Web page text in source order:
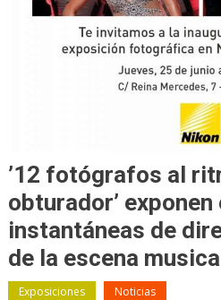
’12 fotógrafos al
obturador’
instantáneas de
de la escena
Exposiciones Noticias